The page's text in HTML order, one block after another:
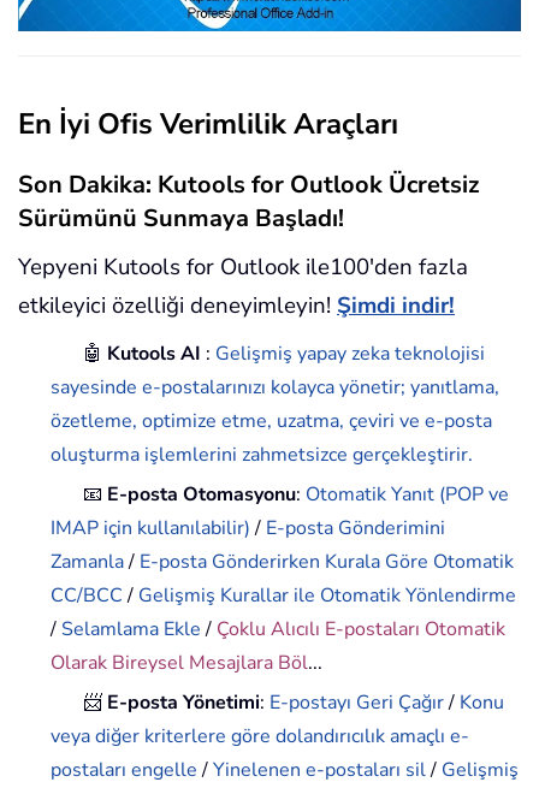
En İyi Ofis Verimlilik Araçları
Son Dakika: Kutools for Outlook Ücretsiz
Sürümünü Sunmaya Başladı!
Yepyeni Kutools for Outlook ile100'den fazla
etkileyici özelliği deneyimleyin! Şimdi indir!
🤖 Kutools AI : Gelişmiş yapay zeka teknolojisi
sayesinde e-postalarınızı kolayca yönetir; yanıtlama,
özetleme, optimize etme, uzatma, çeviri ve e-posta
oluşturma işlemlerini zahmetsizce gerçekleştirir.
📧 E-posta Otomasyonu: Otomatik Yanıt (POP ve
IMAP için kullanılabilir)/ E-posta Gönderimini
Zamanla/ E-posta Gönderirken Kurala Göre Otomatik
CC/BCC/ Gelişmiş Kurallar ile Otomatik Yönlendirme
/ Selamlama Ekle/ Çoklu Alıcılı E-postaları Otomatik
Olarak Bireysel Mesajlara Böl...
📨 E-posta Yönetimi: E-postayı Geri Çağır/ Konu
veya diğer kriterlere göre dolandırıcılık amaçlı e-
postaları engelle/Yinelenen e-postaları sil/ Gelişmiş